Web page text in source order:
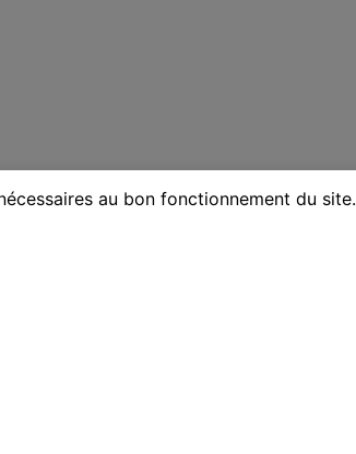
au bon fonctionnement du site.